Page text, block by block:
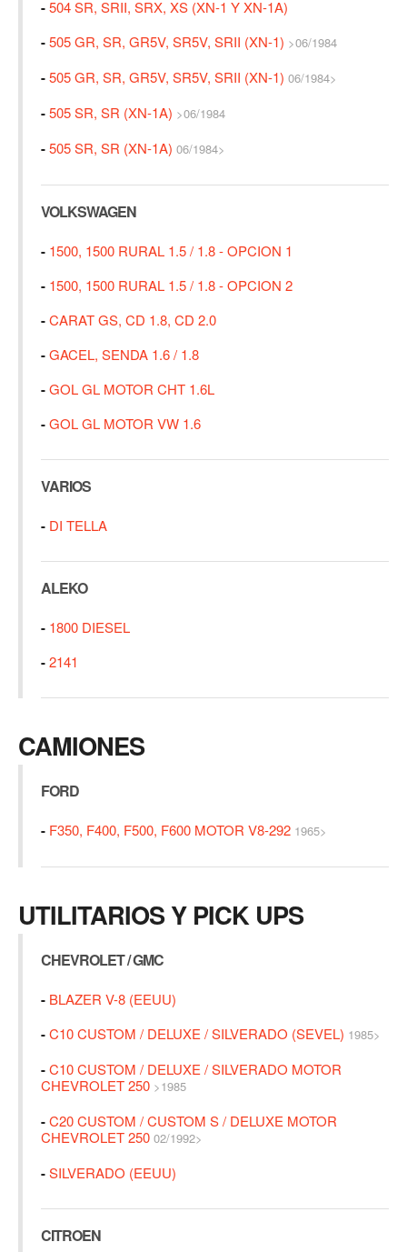
-504 SR, SRII, SRX, XS (XN-1 Y XN-1A)
-505 GR, SR, GR5V, SR5V, SRII (XN-1) >06/1984
-505 GR, SR, GR5V, SR5V, SRII (XN-1) 06/1984>
-505 SR, SR (XN-1A) >06/1984
-505 SR, SR (XN-1A) 06/1984>
VOLKSWAGEN
- 1500, 1500 RURAL 1.5 / 1.8 - OPCION 1
- 1500, 1500 RURAL 1.5 / 1.8 - OPCION 2
-CARAT GS, CD 1.8, CD 2.0
-GACEL, SENDA 1.6 / 1.8
-GOL GL MOTOR CHT 1.6L
-GOL GL MOTOR VW 1.6
VARIOS
- DI TELLA
ALEKO
- 1800 DIESEL
-2141
CAMIONES
FORD
- F350, F400, F500, F600 MOTOR V8-292 1965>
UTILITARIOS Y PICK UPS
CHEVROLET / GMC
- BLAZER V-8 (EEUU)
-C10 CUSTOM / DELUXE / SILVERADO (SEVEL) 1985>
-C10 CUSTOM / DELUXE / SILVERADO MOTOR
CHEVROLET 250 >1985
-C20 CUSTOM / CUSTOM S / DELUXE MOTOR
CHEVROLET 250 02/1992>
-SILVERADO (EEUU)
CITROEN